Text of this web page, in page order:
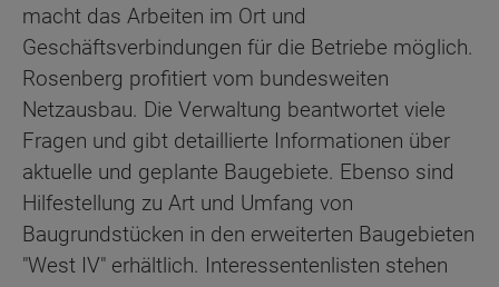
macht das Arbeiten im Ort und
Geschäftsverbindungen für die Betriebe möglich.
Rosenberg profitiert vom bundesweiten
Netzausbau. Die Verwaltung beantwortet viele
Fragen und gibt detaillierte Informationen über
aktuelle und geplante Baugebiete. Ebenso sind
Hilfestellung zu Art und Umfang von
Baugrundstücken in den erweiterten Baugebieten
"West IV" erhältlich. Interessentenlisten stehen